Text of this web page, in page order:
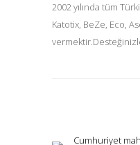
2002 yılında tüm
Katotix, BeZe, Eco,
Cumhuriyet